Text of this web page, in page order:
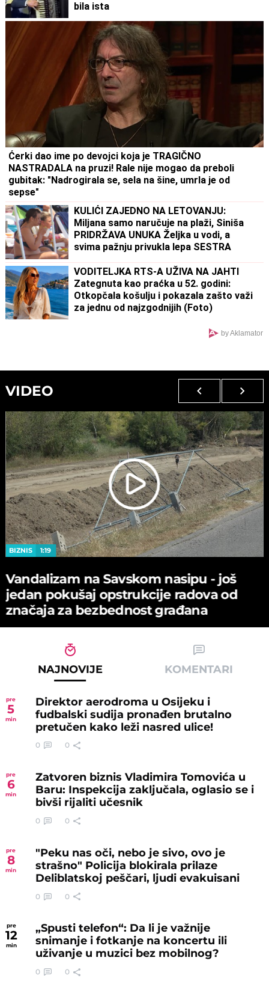
bila ista
Ćerki dao ime po devojci koja je TRAGIČNO
NASTRADALA na pruzi! Rale nije mogao da preboli
gubitak: "Nadrogirala se, sela na šine, umrla je od
sepse"
KULIĆI ZAJEDNO NA LETOVANJU:
Miljana samo naručuje na plaži, Siniša
PRIDRŽAVA UNUKA Željka u vodi, a
svima pažnju privukla lepa SESTRA
VODITELJKA RTS-A UŽIVA NA JAHTI
Zategnuta kao praćka u 52. godini:
Otkopčala košulju i pokazala zašto važi
za jednu od najzgodnijih (Foto)
by Aklamator
VIDEO
BIZNIS 1:19
Vandalizam na Savskom nasipu - јoš
јedan pokušaј opstrukciјe radova od
značaјa za bezbednost građana
NAJNOVIJE KOMENTARI
pre
5
min
Direktor aerodroma u Osijeku i
fudbalski sudija pronađen brutalno
pretučen kako leži nasred ulice!
0 0
pre
6
min
Zatvoren biznis Vladimira Tomovića u
Baru: Inspekcija zaključala, oglasio se i
bivši rijaliti učesnik
0 0
pre
8
min
"Peku nas oči, nebo je sivo, ovo je
strašno" Policija blokirala prilaze
Deliblatskoj peščari, ljudi evakuisani
0 0
pre
12
min
„Spusti telefon“: Da li je važnije
snimanje i fotkanje na koncertu ili
uživanje u muzici bez mobilnog?
0 0